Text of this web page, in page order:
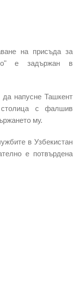
на присъда за
е задържан в
напусне Ташкент
столица с фалшив
му.
в Узбекистан
е потвърдена